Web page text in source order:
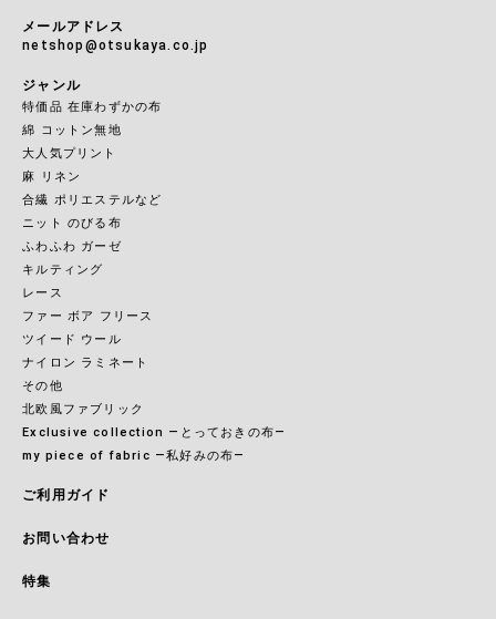
メールアドレス
netshop@otsukaya.co.jp
ジャンル
特価品 在庫わずかの布
綿 コットン無地
大人気プリント
麻 リネン
合繊 ポリエステルなど
ニット のびる布
ふわふわ ガーゼ
キルティング
レース
ファー ボア フリース
ツイード ウール
ナイロン ラミネート
その他
北欧風ファブリック
Exclusive collection ―とっておきの布―
my piece of fabric ―私好みの布―
ご利用ガイド
お問い合わせ
特集